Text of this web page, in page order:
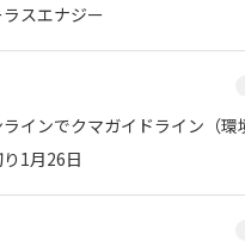
スエナジー
インでクマガイドライン（環
1月26日